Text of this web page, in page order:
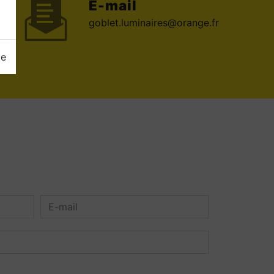
E-mail
goblet.luminaires@orange.fr